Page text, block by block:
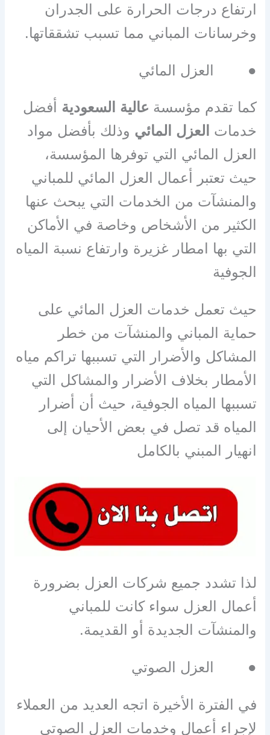
ارتفاع درجات الحرارة على الجدران
وخرسانات المباني مما تسبب تشققاتها.
● العزل المائي
كما تقدم مؤسسة عالية السعودية أفضل
خدمات العزل المائي وذلك بأفضل مواد
العزل المائي التي توفرها المؤسسة،
حيث تعتبر أعمال العزل المائي للمباني
والمنشآت من الخدمات التي يبحث عنها
الكثير من الأشخاص وخاصة في الأماكن
التي بها امطار غزيرة وارتفاع نسبة المياه
الجوفية
حيث تعمل خدمات العزل المائي على
حماية المباني والمنشآت من خطر
المشاكل والأضرار التي تسببها تراكم مياه
الأمطار بخلاف الأضرار والمشاكل التي
تسببها المياه الجوفية، حيث أن أضرار
المياه قد تصل في بعض الأحيان إلى
انهيار المبني بالكامل
لذا تشدد جميع شركات العزل بضرورة
أعمال العزل سواء كانت للمباني
والمنشآت الجديدة أو القديمة.
● العزل الصوتي
في الفترة الأخيرة اتجه العديد من العملاء
لإجراء أعمال وخدمات العزل الصوتي